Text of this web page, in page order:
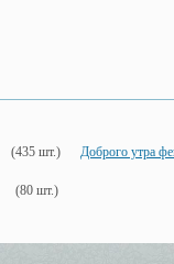
(435 шт.) Доброго утра
(80 шт.)